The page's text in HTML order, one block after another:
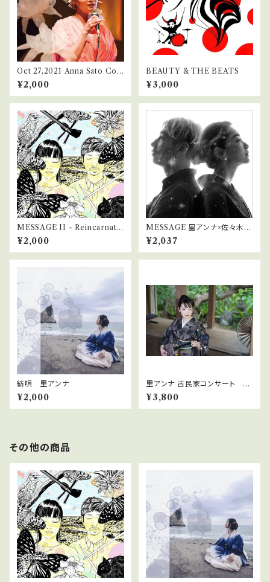
Oct 27,2021 Anna Sato Con
cert at Hakuju Hall / LIVE
CD
¥2,000
BEAUTY & THE BEATS
¥3,000
MESSAGE II - Reincarnatio
n
¥2,000
MESSAGE 里アンナ×佐々木俊
之
¥2,037
紡唄 里アンナ
¥2,000
里アンナ 古民家コンサート 夕
の宴
¥3,800
その他の商品